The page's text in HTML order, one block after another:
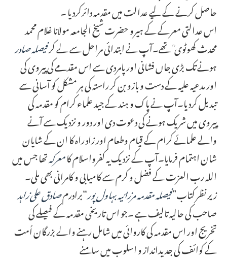
حاصل کرنے کے لیے عدالت میں مقدمہ دائرکردیا ۔
اس عدالتی معرکے کے ہیرو حضرت شیخ الجامعہ مولانا غلام محمد
محدث کھوٹوی ؒ تھے۔آپ نے ابتدائی مراحل سے لے کرفیصلہ صادر
ہونے تک بڑی جاں فشانی اور پامردی سے اس مقدمے کی پیروی کی
اور مدعیہ علیہ کے دست و بازو بن کر راستہ کی ہر مشکل کو آسانی سے
تبدیل کردیا۔آپ نے پاک و ہند کے جید علماء کرام کو مقدمہ کی
پیروی میں شریک ہونے کی دعوت دی اور دور و نزدیک سے آنے
والے علمائے کرام کے قیام وطعام اور زاد راہ کا ان کے شایان
شان اہتمام فرمایا۔آپ کے نزدیک یہ کفرواسلام کامعرکہتھا جس میں
اللہ رب العزت کے فضل و کرم سے کامیابی و کامرانی بھی ملی۔
زیر نظر کتاب”فیصلہ مقدمہ مرزائیہ بہاول پور“برادرمصادق علی زاہد
صاحب کی حالیہ تالیف ہے ۔جو اس تاریخی مقدمہ کے فیصلے کی
تخریج اور اس مقدمہ کی کاروائی میں شامل رہنے والے بزرگان اُمت
کے کوائف کی جدیدانداز و اسلوب میں سامنے